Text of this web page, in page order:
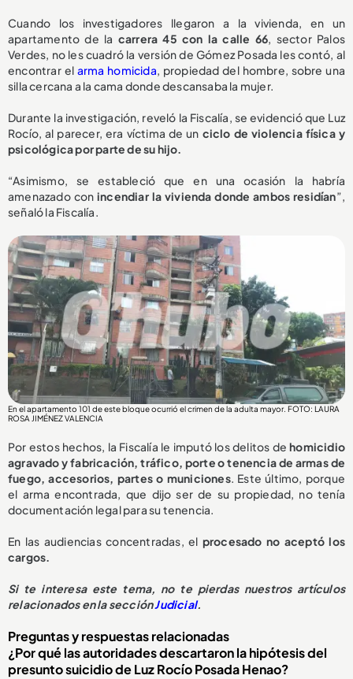
Cuando los investigadores llegaron a la vivienda, en un
apartamento de la carrera 45 con la calle 66, sector Palos
Verdes, no les cuadró la versión de Gómez Posada les contó, al
encontrar el arma homicida, propiedad del hombre, sobre una
silla cercana a la cama donde descansaba la mujer.
Durante la investigación, reveló la Fiscalía, se evidenció que Luz
Rocío, al parecer, era víctima de un ciclo de violencia física y
psicológica por parte de su hijo.
“Asimismo, se estableció que en una ocasión la habría
amenazado conincendiar la vivienda donde ambos residían”,
señaló la Fiscalía.
En el apartamento 101 de este bloque ocurrió el crimen de la adulta mayor. FOTO: LAURA
ROSA JIMÉNEZ VALENCIA
Por estos hechos, la Fiscalía le imputó los delitos dehomicidio
agravado y fabricación, tráfico, porte o tenencia de armas de
fuego, accesorios, partes o municiones. Este último, porque
el arma encontrada, que dijo ser de su propiedad, no tenía
documentación legal para su tenencia.
En las audiencias concentradas, el procesado no aceptó los
cargos.
Si te interesa este tema, no te pierdas nuestros artículos
relacionados en la secciónJudicial.
Preguntas y respuestas relacionadas
¿Por qué las autoridades descartaron la hipótesis del
presunto suicidio de Luz Rocío Posada Henao?